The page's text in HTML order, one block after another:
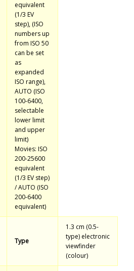
equivalent
(1/3 EV
step), (ISO
numbers up
from ISO 50
can be set
as
expanded
ISO range),
AUTO (ISO
100-6400,
selectable
lower limit
and upper
limit)
Movies: ISO
200-25600
equivalent
(1/3 EV step)
/ AUTO (ISO
200-6400
equivalent)
Type
1.3 cm (0.5-
type) electronic
viewfinder
(colour)